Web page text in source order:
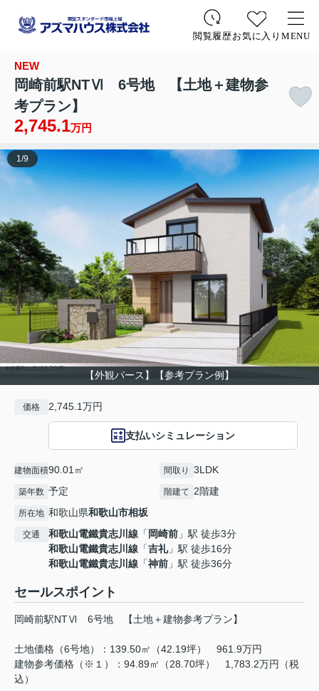
閲覧履歴お気に入り MENU
NEW
岡崎前駅NTⅥ 6号地 【土地＋建物参
考プラン】
2,745.1万円
【外観パース】【参考プラン例】
1 /9
価格 2,745.1万円
支払いシミュレーション
建物面積90.01㎡ 間取り 3LDK
築年数 予定 階建て 2階建
所在地 和歌山県和歌山市相坂
交通 和歌山電鐵貴志川線 「 岡崎前 」駅 徒歩3分
和歌山電鐵貴志川線 「吉礼」駅 徒歩16分
和歌山電鐵貴志川線 「神前 」駅 徒歩36分
セールスポイント
岡崎前駅NTⅥ 6号地 【土地＋建物参考プラン】
土地価格（6号地）：139.50㎡（42.19坪） 961.9万円
建物参考価格（※１）：94.89㎡（28.70坪） 1,783.2万円（税
込）